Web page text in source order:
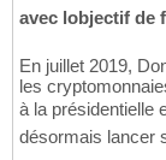
avec lobjectif
En juillet 2019,
les
à la présidentielle
désormais lancer